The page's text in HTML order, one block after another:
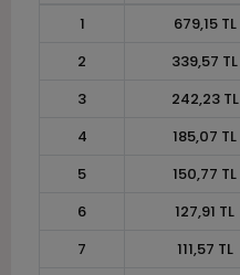
1
679,15 TL
2
339,57 TL
3
242,23 TL
4
185,07 TL
5
150,77 TL
6
127,91 TL
7
111,57 TL